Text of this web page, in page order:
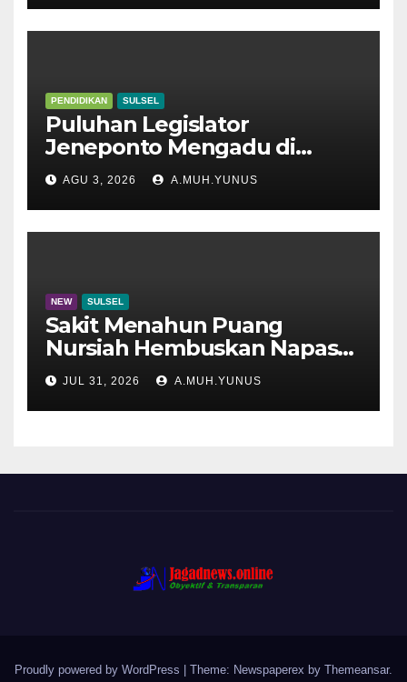
PENDIDIKAN SULSEL
Puluhan Legislator
Jeneponto Mengadu di
Disdik Sulsel
AGU 3, 2026 A.MUH.YUNUS
NEW SULSEL
Sakit Menahun Puang
Nursiah Hembuskan Napas
Terakhir
JUL 31, 2026 A.MUH.YUNUS
Proudly powered by WordPress Theme: Newspaperex by Themeansar.